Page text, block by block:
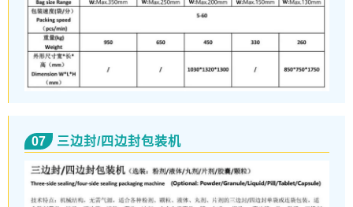
07 三边封/四边封包装机